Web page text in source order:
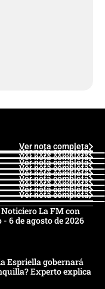
Ver nota completa
Ver nota completa
Ver nota completa
Ver nota completa
Ver nota completa
Ver nota completa
Ver nota completa
Ver nota completa
Ver nota completa
Ver nota completa
Noticiero La FM con
6 de agosto de 2026
Espriella gobernará
Experto explica